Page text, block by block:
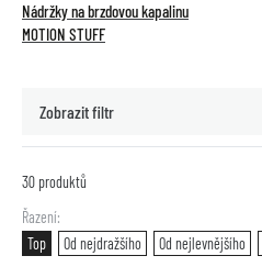
Nádržky na brzdovou kapalinu
MOTION STUFF
Zobrazit filtr
30 produktů
Řazení
Top
Od nejdražšího Od nejlevnějšího